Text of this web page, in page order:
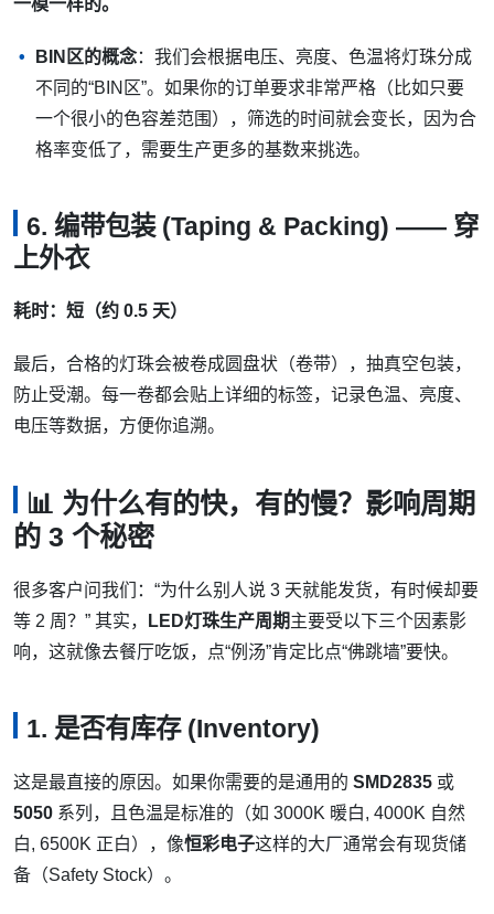
一模一样的。
BIN区的概念：我们会根据电压、亮度、色温将灯珠分成
不同的“BIN区”。如果你的订单要求非常严格（比如只要
一个很小的色容差范围），筛选的时间就会变长，因为合
格率变低了，需要生产更多的基数来挑选。
6. 编带包装 (Taping & Packing) —— 穿
上外衣
耗时：短（约 0.5 天）
最后，合格的灯珠会被卷成圆盘状（卷带），抽真空包装，
防止受潮。每一卷都会贴上详细的标签，记录色温、亮度、
电压等数据，方便你追溯。
📊 为什么有的快，有的慢？影响周期
的 3 个秘密
很多客户问我们：“为什么别人说 3 天就能发货，有时候却要
等 2 周？” 其实，
LED灯珠生产周期主要受以下三个因素影
响，这就像去餐厅吃饭，点“例汤”肯定比点“佛跳墙”要快。
1. 是否有库存 (Inventory)
这是最直接的原因。如果你需要的是通用的 SMD2835 或
5050 系列，且色温是标准的（如 3000K 暖白, 4000K 自然
白, 6500K 正白），像恒彩电子这样的大厂通常会有现货储
备（Safety Stock）。